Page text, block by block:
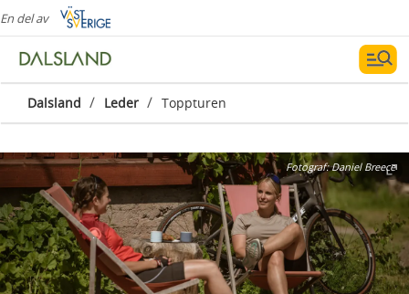
En del av
Dalsland / Leder / Toppturen
Fotograf:Daniel Breece